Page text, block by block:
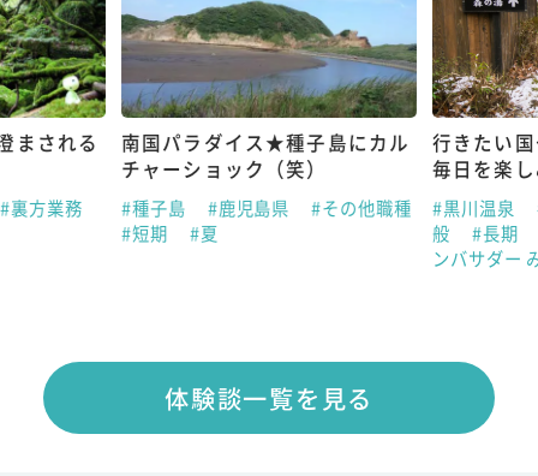
まされる
#裏方業務
南国パラダイス★種子島にカル
チャーショック（笑）
#種子島 #鹿児島県
#その他職種
#短期
#夏
行きたい
毎日を楽
#黒川温泉
般
#長期
ンバサダー
体験談一覧を見る